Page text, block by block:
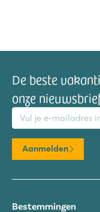
De beste
onze
Aanmelden
Bestemmingen